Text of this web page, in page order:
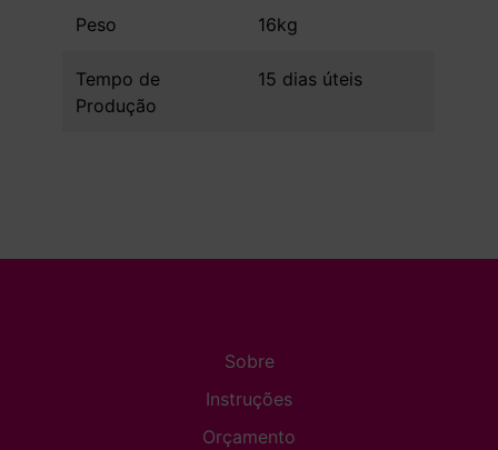
Peso 16kg
Tempo de
Produção
15 dias úteis
Sobre
Instruções
Orçamento